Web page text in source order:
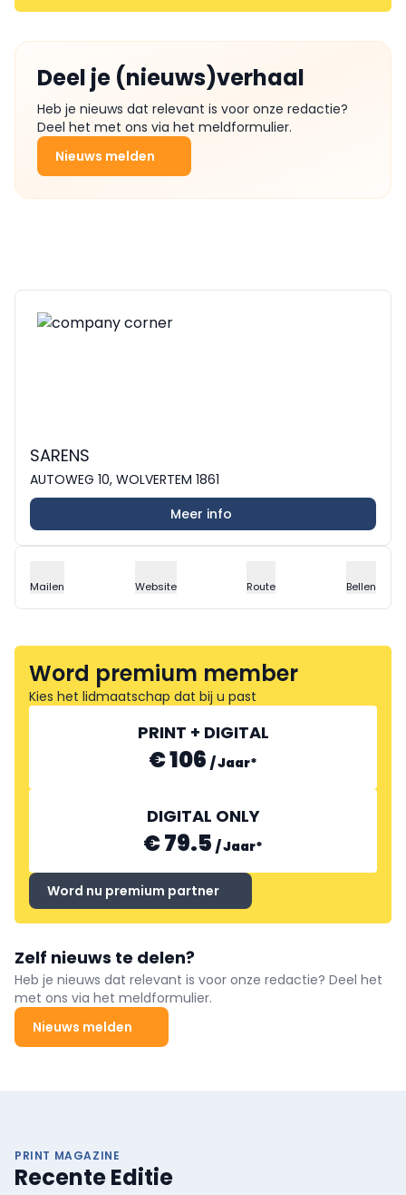
Deel je (nieuws)verhaal
Heb je nieuws dat relevant is voor onze redactie?
Deel het met ons via het meldformulier.
Nieuws melden
SARENS
AUTOWEG 10, WOLVERTEM 1861
Meer info
Mailen Website Route Bellen
Word premium member
Kies het lidmaatschap dat bij u past
PRINT + DIGITAL
€ 106 /Jaar*
DIGITAL ONLY
€ 79.5 /Jaar*
Word nu premium partner
Zelf nieuws te delen?
Heb je nieuws dat relevant is voor onze redactie? Deel het
met ons via het meldformulier.
Nieuws melden
PRINT MAGAZINE
Recente Editie